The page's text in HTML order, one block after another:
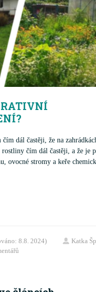
čím dál častěji, že na
rostliny čím dál častěji, a že je
ovocné stromy a keře
8.8. 2024)
Katka